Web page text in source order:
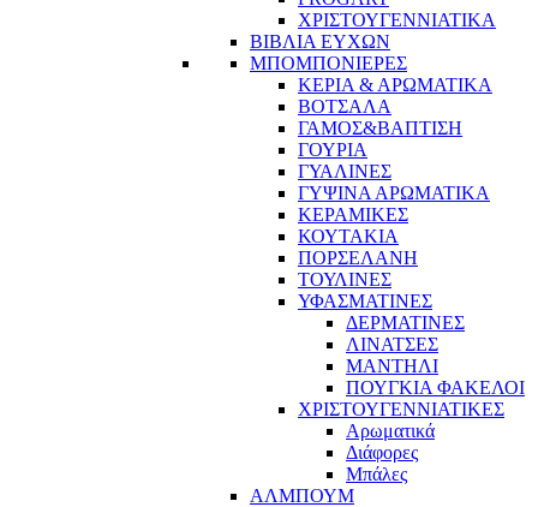
ΧΡΙΣΤΟΥΓΕΝΝΙΑΤΙΚΑ
ΒΙΒΛΙΑ ΕΥΧΩΝ
ΜΠΟΜΠΟΝΙΕΡΕΣ
ΚΕΡΙΑ & ΑΡΩΜΑΤΙΚΑ
ΒΟΤΣΑΛΑ
ΓΑΜΟΣ&ΒΑΠΤΙΣΗ
ΓΟΥΡΙΑ
ΓΥΑΛΙΝΕΣ
ΓΥΨΙΝΑ ΑΡΩΜΑΤΙΚΑ
ΚΕΡΑΜΙΚΕΣ
ΚΟΥΤΑΚΙΑ
ΠΟΡΣΕΛΑΝΗ
ΤΟΥΛΙΝΕΣ
ΥΦΑΣΜΑΤΙΝΕΣ
ΔΕΡΜΑΤΙΝΕΣ
ΛΙΝΑΤΣΕΣ
ΜΑΝΤΗΛΙ
ΠΟΥΓΚΙΑ ΦΑΚΕΛΟΙ
ΧΡΙΣΤΟΥΓΕΝΝΙΑΤΙΚΕΣ
Αρωματικά
Διάφορες
Μπάλες
ΑΛΜΠΟΥΜ